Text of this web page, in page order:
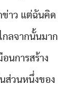
ข่าว แต่ฉันคิด
กลจากนั้นมาก
นการสร้าง
ส่วนหนึ่งของ